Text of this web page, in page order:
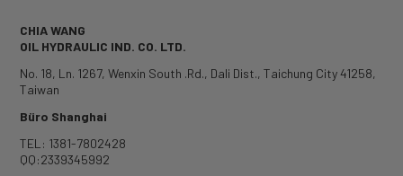
CHIA WANG
OIL HYDRAULIC IND. CO. LTD.
No. 18, Ln. 1267, Wenxin South .Rd., Dali Dist.,Taichung City41258,
Taiwan
Büro Shanghai
TEL: 1381-7802428
QQ:2339345992